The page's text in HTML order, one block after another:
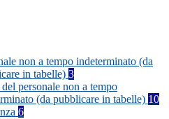
non a tempo indeterminato (da
in tabelle) 3
personale non a tempo
(da pubblicare in tabelle) 10
6